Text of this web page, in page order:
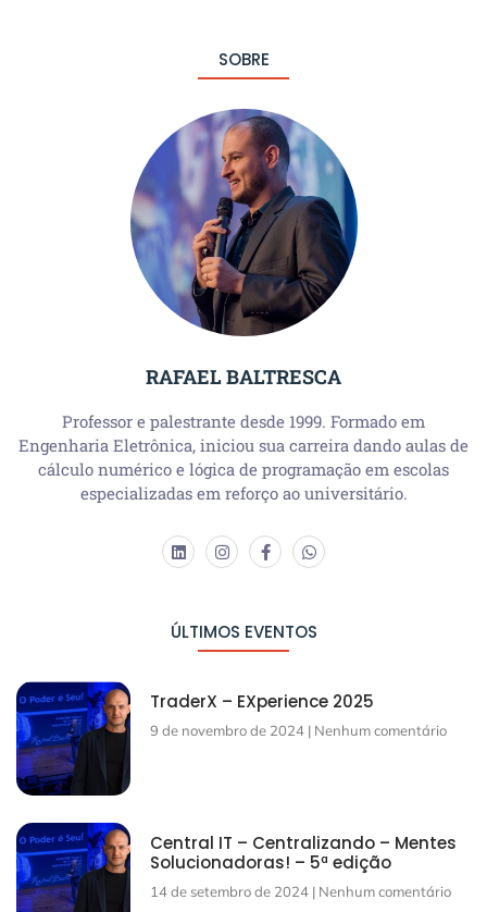
SOBRE
RAFAEL BALTRESCA
Professor e palestrante desde 1999. Formado em
Engenharia Eletrônica, iniciou sua carreira dando aulas de
cálculo numérico e lógica de programação em escolas
especializadas em reforço ao universitário.
ÚLTIMOS EVENTOS
TraderX – EXperience 2025
9 de novembro de 2024 Nenhum comentário
Central IT – Centralizando – Mentes
Solucionadoras! – 5ª edição
14 de setembro de 2024 Nenhum comentário